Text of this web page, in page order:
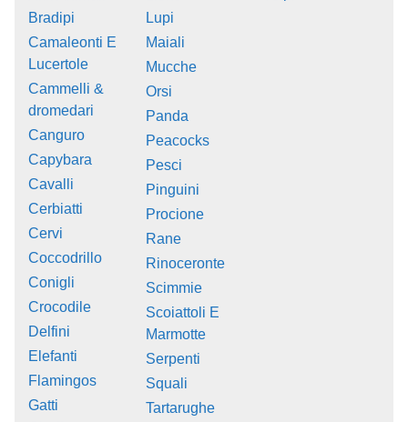
Bradipi
Camaleonti E
Lucertole
Cammelli &
dromedari
Canguro
Capybara
Cavalli
Cerbiatti
Cervi
Coccodrillo
Conigli
Crocodile
Delfini
Elefanti
Flamingos
Gatti
Lupi
Maiali
Mucche
Orsi
Panda
Peacocks
Pesci
Pinguini
Procione
Rane
Rinoceronte
Scimmie
Scoiattoli E
Marmotte
Serpenti
Squali
Tartarughe